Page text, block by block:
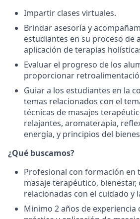
Impartir clases virtuales.
Brindar asesoría y
estudiantes en su proceso de
aplicación de terapias
Evaluar el progreso de los
proporcionar
Guiar a los estudiantes en la
temas relacionados con el
técnicas de masajes
relajantes, aromaterapia,
energía, y principios del
¿Qué buscamos?
Profesional con formación en
masaje terapéutico, bienestar,
relacionadas con el cuidado y
Minimo 2 años de experiencia